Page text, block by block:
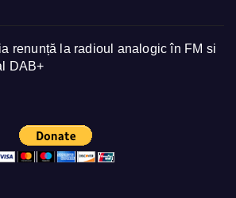
renunță la radioul analogic în FM si
DAB+